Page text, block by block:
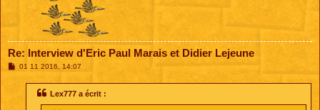
Re: Interview d'Eric Paul Marais et Didier Lejeune
M01 11 2016, 14:07
Lex777 a écrit :